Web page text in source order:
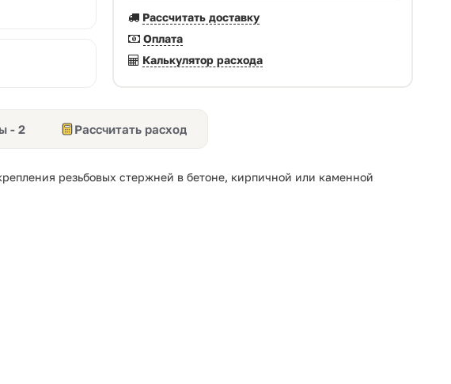
Рассчитать доставку
Оплата
Калькулятор расхода
- 2 Рассчитать расход
резьбовых стержней в бетоне, кирпичной или каменной